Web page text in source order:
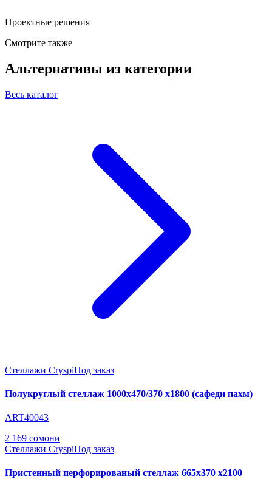
Проектные решения
Смотрите также
Альтернативы из категории
Весь каталог
Стеллажи CryspiПод заказ
Полукруглый стеллаж 1000х470/370 х1800 (сафеди пахм)
ART40043
2 169 сомони
Стеллажи CryspiПод заказ
Пристенный перфорированый стеллаж 665х370 х2100